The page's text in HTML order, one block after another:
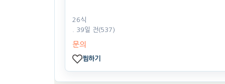
26식
. 39일 전(537)
문의
찜하기